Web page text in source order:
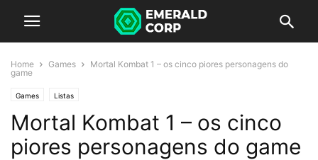
Home Games
Mortal Kombat 1 – os cinco piores personagens do
game
Games Listas
Mortal Kombat 1 – os cinco
piores personagens do game